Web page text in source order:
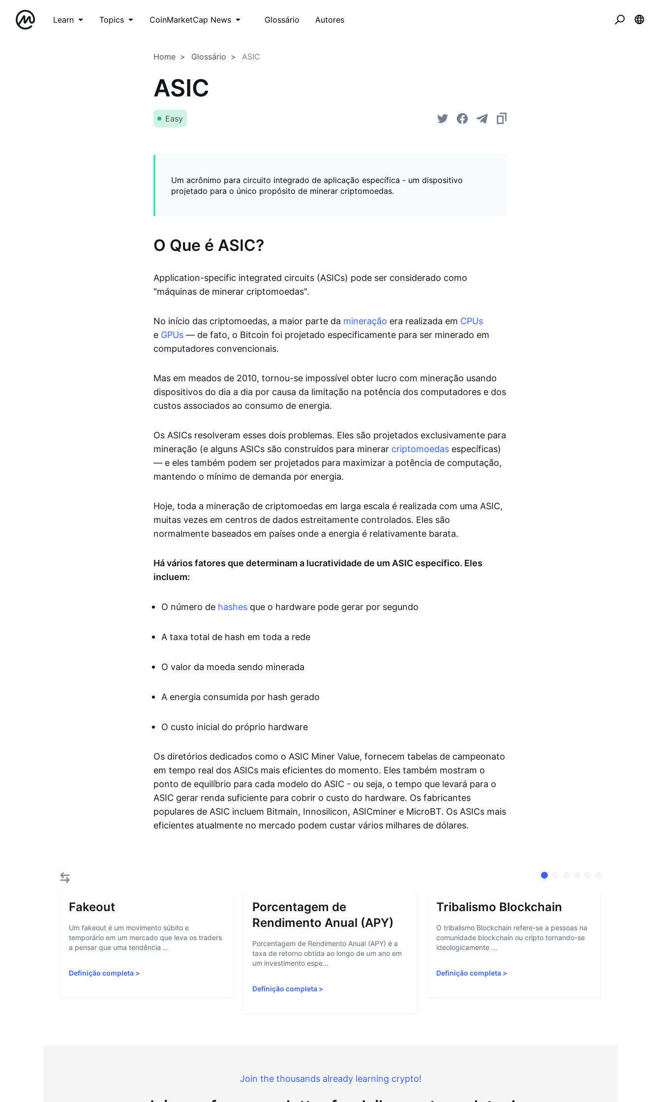
Learn Topics CoinMarketCap News Glossário Autores
Home Glossário ASIC
ASIC
Easy
Um acrônimo para circuito integrado de aplicação específica - um dispositivo
projetado para o único propósito de minerar criptomoedas.
O Que é ASIC?
Application-specific integrated circuits (ASICs) pode ser considerado como
"máquinas de minerar criptomoedas".
No início das criptomoedas, a maior parte da mineração era realizada em CPUs
e GPUs — de fato, o Bitcoin foi projetado especificamente para ser minerado em
computadores convencionais.
Mas em meados de 2010, tornou-se impossível obter lucro com mineração usando
dispositivos do dia a dia por causa da limitação na potência dos computadores e dos
custos associados ao consumo de energia.
Os ASICs resolveram esses dois problemas. Eles são projetados exclusivamente para
mineração (e alguns ASICs são construídos para minerar criptomoedas específicas)
— e eles também podem ser projetados para maximizar a potência de computação,
mantendo o mínimo de demanda por energia.
Hoje, toda a mineração de criptomoedas em larga escala é realizada com uma ASIC,
muitas vezes em centros de dados estreitamente controlados. Eles são
normalmente baseados em países onde a energia é relativamente barata.
Há vários fatores que determinam a lucratividade de um ASIC específico. Eles
incluem:
O número de hashes que o hardware pode gerar por segundo
A taxa total de hash em toda a rede
O valor da moeda sendo minerada
A energia consumida por hash gerado
O custo inicial do próprio hardware
Os diretórios dedicados como o ASIC Miner Value, fornecem tabelas de campeonato
em tempo real dos ASICs mais eficientes do momento. Eles também mostram o
ponto de equilíbrio para cada modelo do ASIC - ou seja, o tempo que levará para o
ASIC gerar renda suficiente para cobrir o custo do hardware. Os fabricantes
populares de ASIC incluem Bitmain, Innosilicon, ASICminer e MicroBT. Os ASICs mais
eficientes atualmente no mercado podem custar vários milhares de dólares.
Fakeout
Um fakeout é um movimento súbito e
temporário em um mercado que leva os traders
a pensar que uma tendência ...
Definição completa >
Porcentagem de
Rendimento Anual (APY)
Porcentagem de Rendimento Anual (APY) é a
taxa de retorno obtida ao longo de um ano em
um investimento espe...
Definição completa >
Tribalismo Blockchain
O tribalismo Blockchain refere-se a pessoas na
comunidade blockchain ou cripto tornando-se
ideologicamente ...
Definição completa>
Join the thousands already learning crypto!